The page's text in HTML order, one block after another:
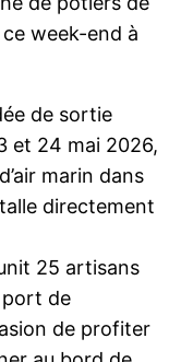
week-end à
de sortie
et 24 mai 2026,
marin dans
directement
25 artisans
port de
de profiter